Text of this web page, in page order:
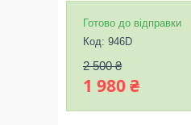
Готово до відправки
Код: 946D
2 500 ₴
1 980 ₴